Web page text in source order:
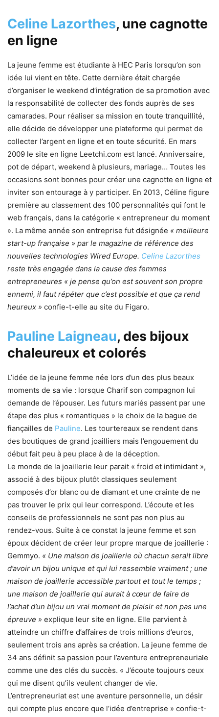
Celine Lazorthes, une cagnotte
en ligne
La jeune femme est étudiante à HEC Paris lorsqu’on son
idée lui vient en tête. Cette dernière était chargée
d’organiser le weekend d’intégration de sa promotion avec
la responsabilité de collecter des fonds auprès de ses
camarades. Pour réaliser sa mission en toute tranquillité,
elle décide de développer une plateforme qui permet de
collecter l’argent en ligne et en toute sécurité. En mars
2009 le site en ligne Leetchi.com est lancé. Anniversaire,
pot de départ, weekend à plusieurs, mariage… Toutes les
occasions sont bonnes pour créer une cagnotte en ligne et
inviter son entourage à y participer. En 2013, Céline figure
première au classement des 100 personnalités qui font le
web français, dans la catégorie « entrepreneur du moment
». La même année son entreprise fut désignée « meilleure
start-up française » par le magazine de référence des
nouvelles technologies Wired Europe. Celine Lazorthes
reste très engagée dans la cause des femmes
entrepreneures « je pense qu’on est souvent son propre
ennemi, il faut répéter que c’est possible et que ça rend
heureux » confie-t-elle au site du Figaro.
Pauline Laigneau, des bijoux
chaleureux et colorés
L’idée de la jeune femme née lors d’un des plus beaux
moments de sa vie : lorsque Charif son compagnon lui
demande de l’épouser. Les futurs mariés passent par une
étape des plus « romantiques » le choix de la bague de
fiançailles de Pauline. Les tourtereaux se rendent dans
des boutiques de grand joailliers mais l’engouement du
début fait peu à peu place à de la déception.
Le monde de la joaillerie leur parait « froid et intimidant »,
associé à des bijoux plutôt classiques seulement
composés d’or blanc ou de diamant et une crainte de ne
pas trouver le prix qui leur correspond. L’écoute et les
conseils de professionnels ne sont pas non plus au
rendez-vous. Suite à ce constat la jeune femme et son
époux décident de créer leur propre marque de joaillerie :
Gemmyo. « Une maison de joaillerie où chacun serait libre
d’avoir un bijou unique et qui lui ressemble vraiment ; une
maison de joaillerie accessible partout et tout le temps ;
une maison de joaillerie qui aurait à cœur de faire de
l’achat d’un bijou un vrai moment de plaisir et non pas une
épreuve » explique leur site en ligne. Elle parvient à
atteindre un chiffre d’affaires de trois millions d’euros,
seulement trois ans après sa création. La jeune femme de
34 ans définit sa passion pour l’aventure entrepreneuriale
comme une des clés du succès. « J’écoute toujours ceux
qui me disent qu’ils veulent changer de vie.
L’entrepreneuriat est une aventure personnelle, un désir
qui compte plus encore que l’idée d’entreprise » confie-t-